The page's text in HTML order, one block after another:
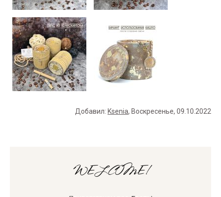
Добавил: Ksenia, Воскресенье, 09.10.2022
WELCOME!